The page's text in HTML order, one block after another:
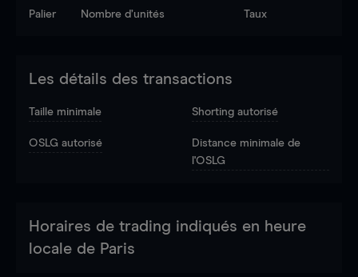
Palier Nombre d’unités Taux
Les détails des transactions
Taille minimale Shorting autorisé
OSLG autorisé
Distance minimale de
l'OSLG
Horaires de trading indiqués en heure
locale de Paris